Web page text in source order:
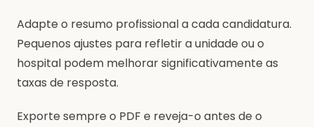
Adapte o resumo profissional a cada candidatura.
Pequenos ajustes para refletir a unidade ou o
hospital podem melhorar significativamente as
taxas de resposta.
Exporte sempre o PDF e reveja-o antes de o